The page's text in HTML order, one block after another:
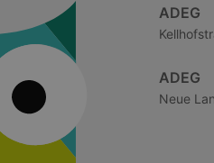
ADEG
ADEG
Neue